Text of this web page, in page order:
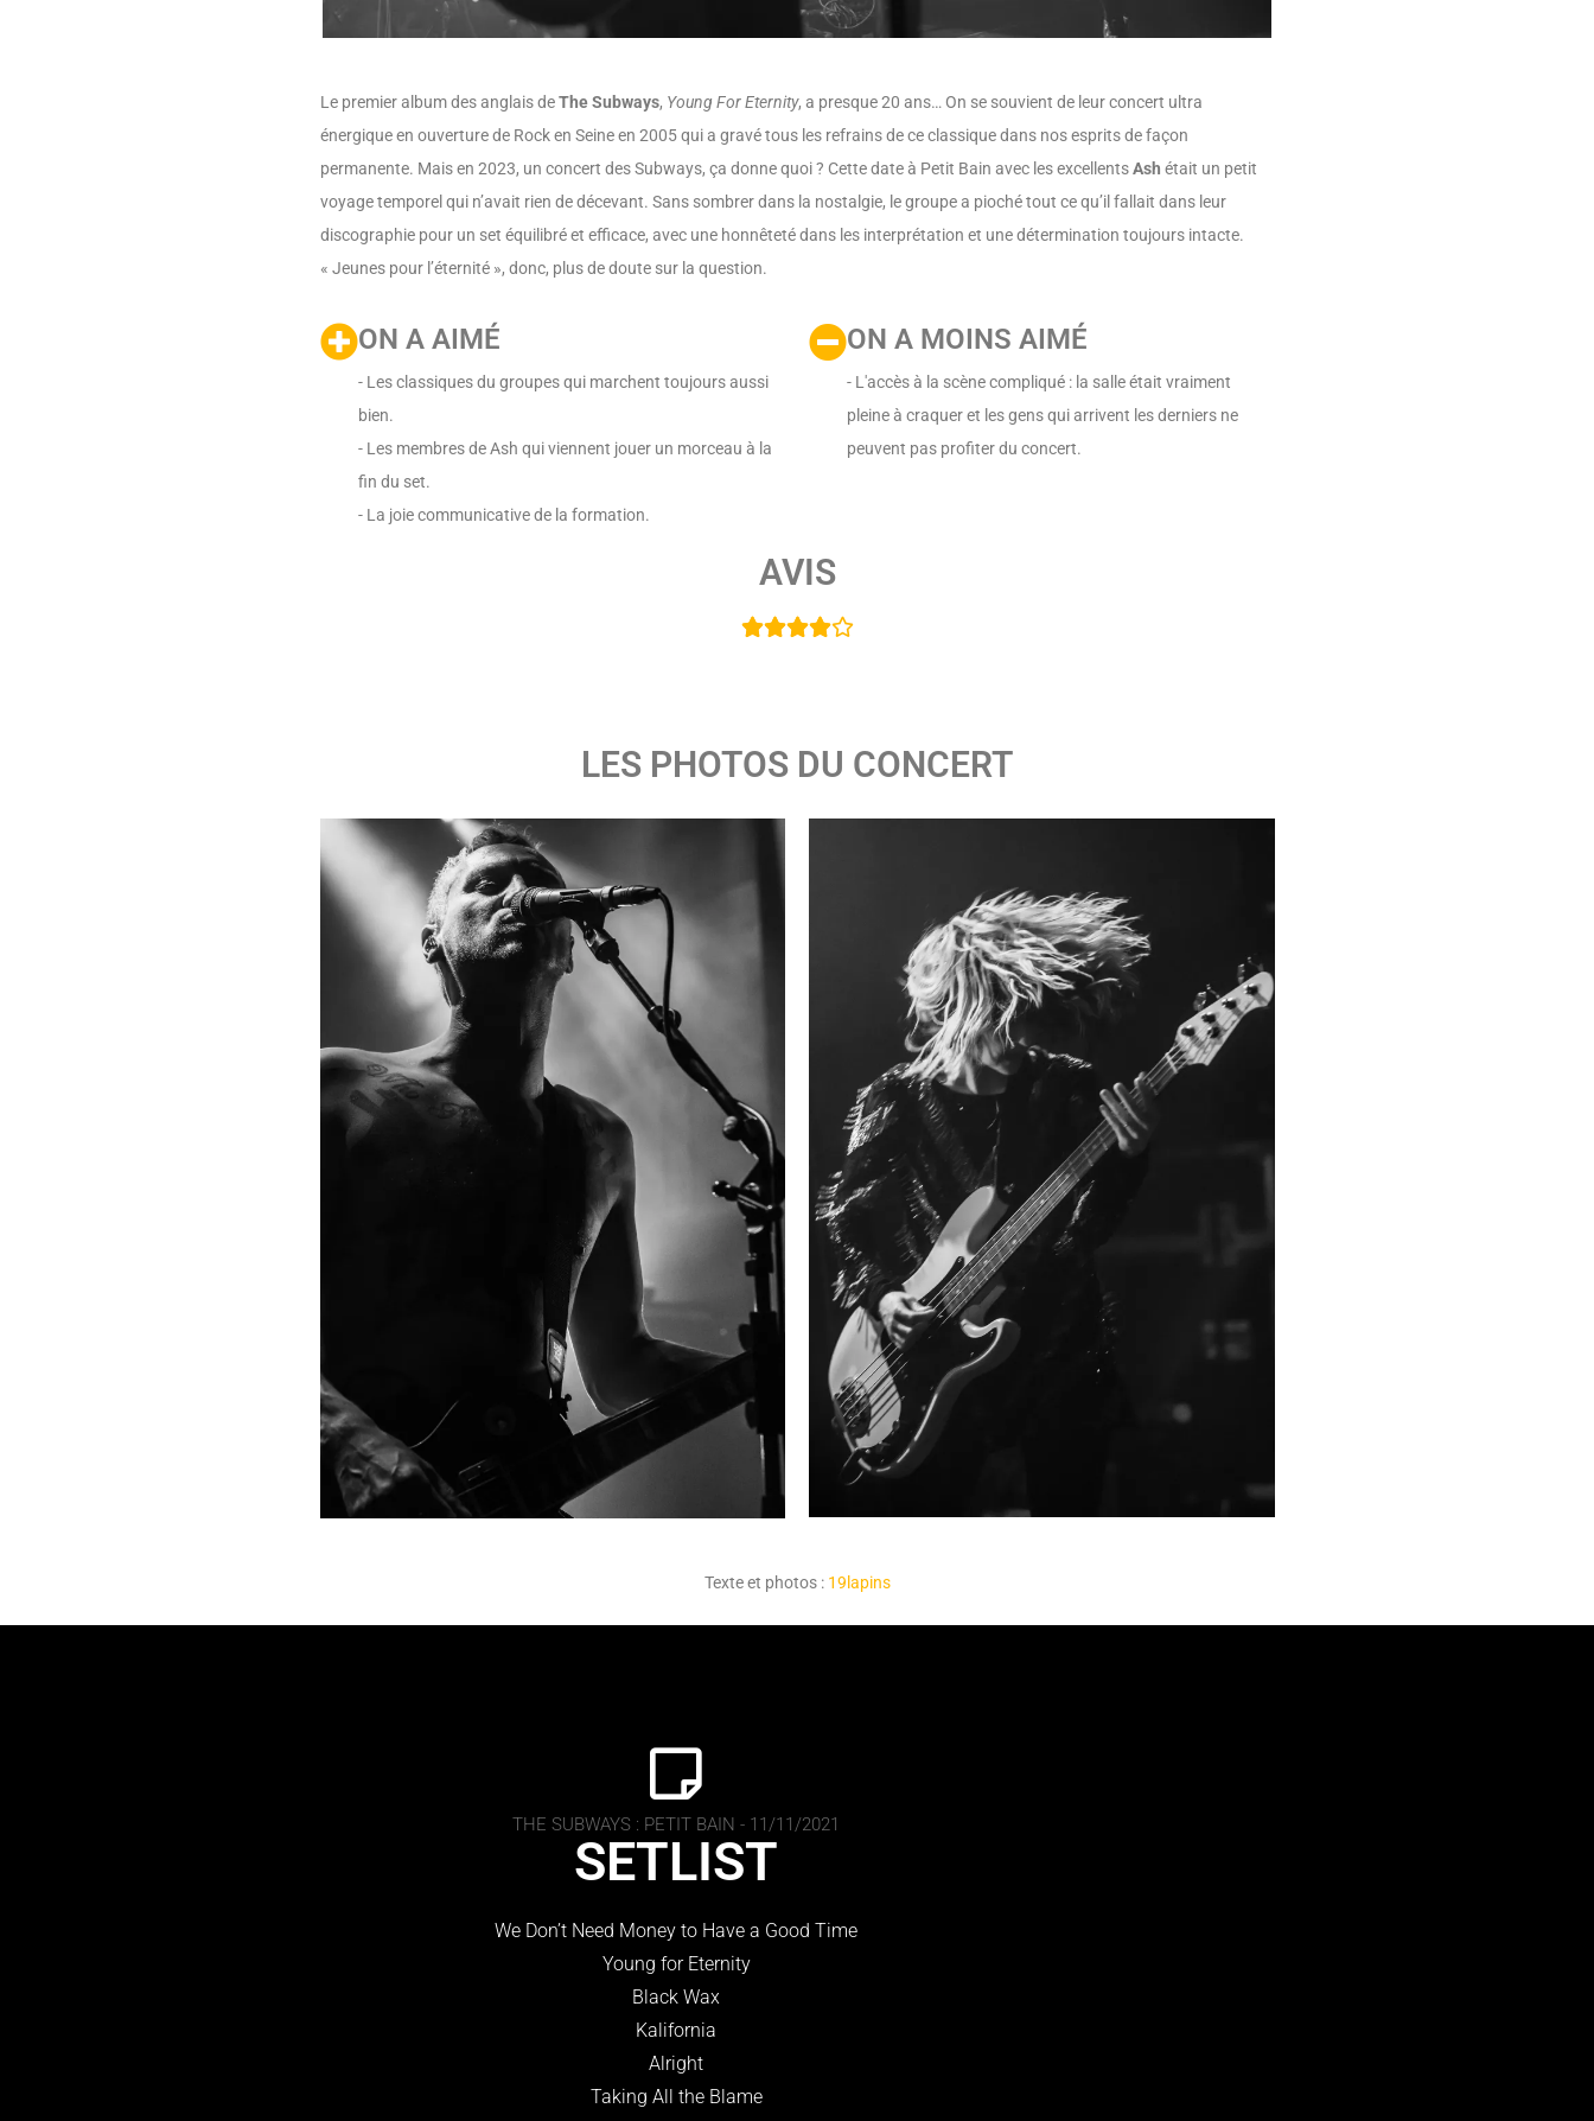
Le premier album des anglais deThe Subways, Young For Eternity, a presque 20 ans… On se souvient de leur concert ultra
énergique en ouverture de Rock en Seine en 2005 qui a gravé tous les refrains de ce classique dans nos esprits de façon
permanente. Mais en 2023, un concert des Subways, ça donne quoi ? Cette date à Petit Bain avec les excellentsAsh était un petit
voyage temporel qui n’avait rien de décevant. Sans sombrer dans la nostalgie, le groupe a pioché tout ce qu’il fallait dans leur
discographie pour un set équilibré et efficace, avec une honnêteté dans les interprétation et une détermination toujours intacte.
« Jeunes pour l’éternité », donc, plus de doute sur la question.
ON A AIMÉ
- Les classiques du groupes qui marchent toujours aussi
bien.
- Les membres de Ash qui viennent jouer un morceau à la
fin du set.
- La joie communicative de la formation.
ON A MOINS AIMÉ
- L'accès à la scène compliqué : la salle était vraiment
pleine à craquer et les gens qui arrivent les derniers ne
peuvent pas profiter du concert.
AVIS

LES PHOTOS DU CONCERT
Texte et photos : 19lapins
THE SUBWAYS : PETIT BAIN - 11/11/2021
SETLIST
We Don’t Need Money to Have a Good Time
Young for Eternity
Black Wax
Kalifornia
Alright
Taking All the Blame